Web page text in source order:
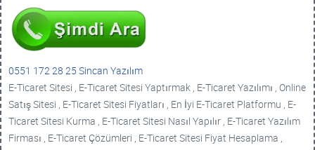
0551 172 28 25 Sincan Yazılım
E-Ticaret Sitesi , E-Ticaret Sitesi Yaptırmak , E-Ticaret Yazılımı , Online
Satış Sitesi , E-Ticaret Sitesi Fiyatları , En İyi E-Ticaret Platformu , E-
Ticaret Sitesi Kurma , E-Ticaret Sitesi Nasıl Yapılır , E-Ticaret Yazılım
Firması , E-Ticaret Çözümleri , E-Ticaret Sitesi Fiyat Hesaplama ,